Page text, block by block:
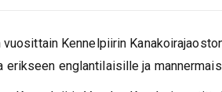
Kennelpiirin
englantilaisille ja